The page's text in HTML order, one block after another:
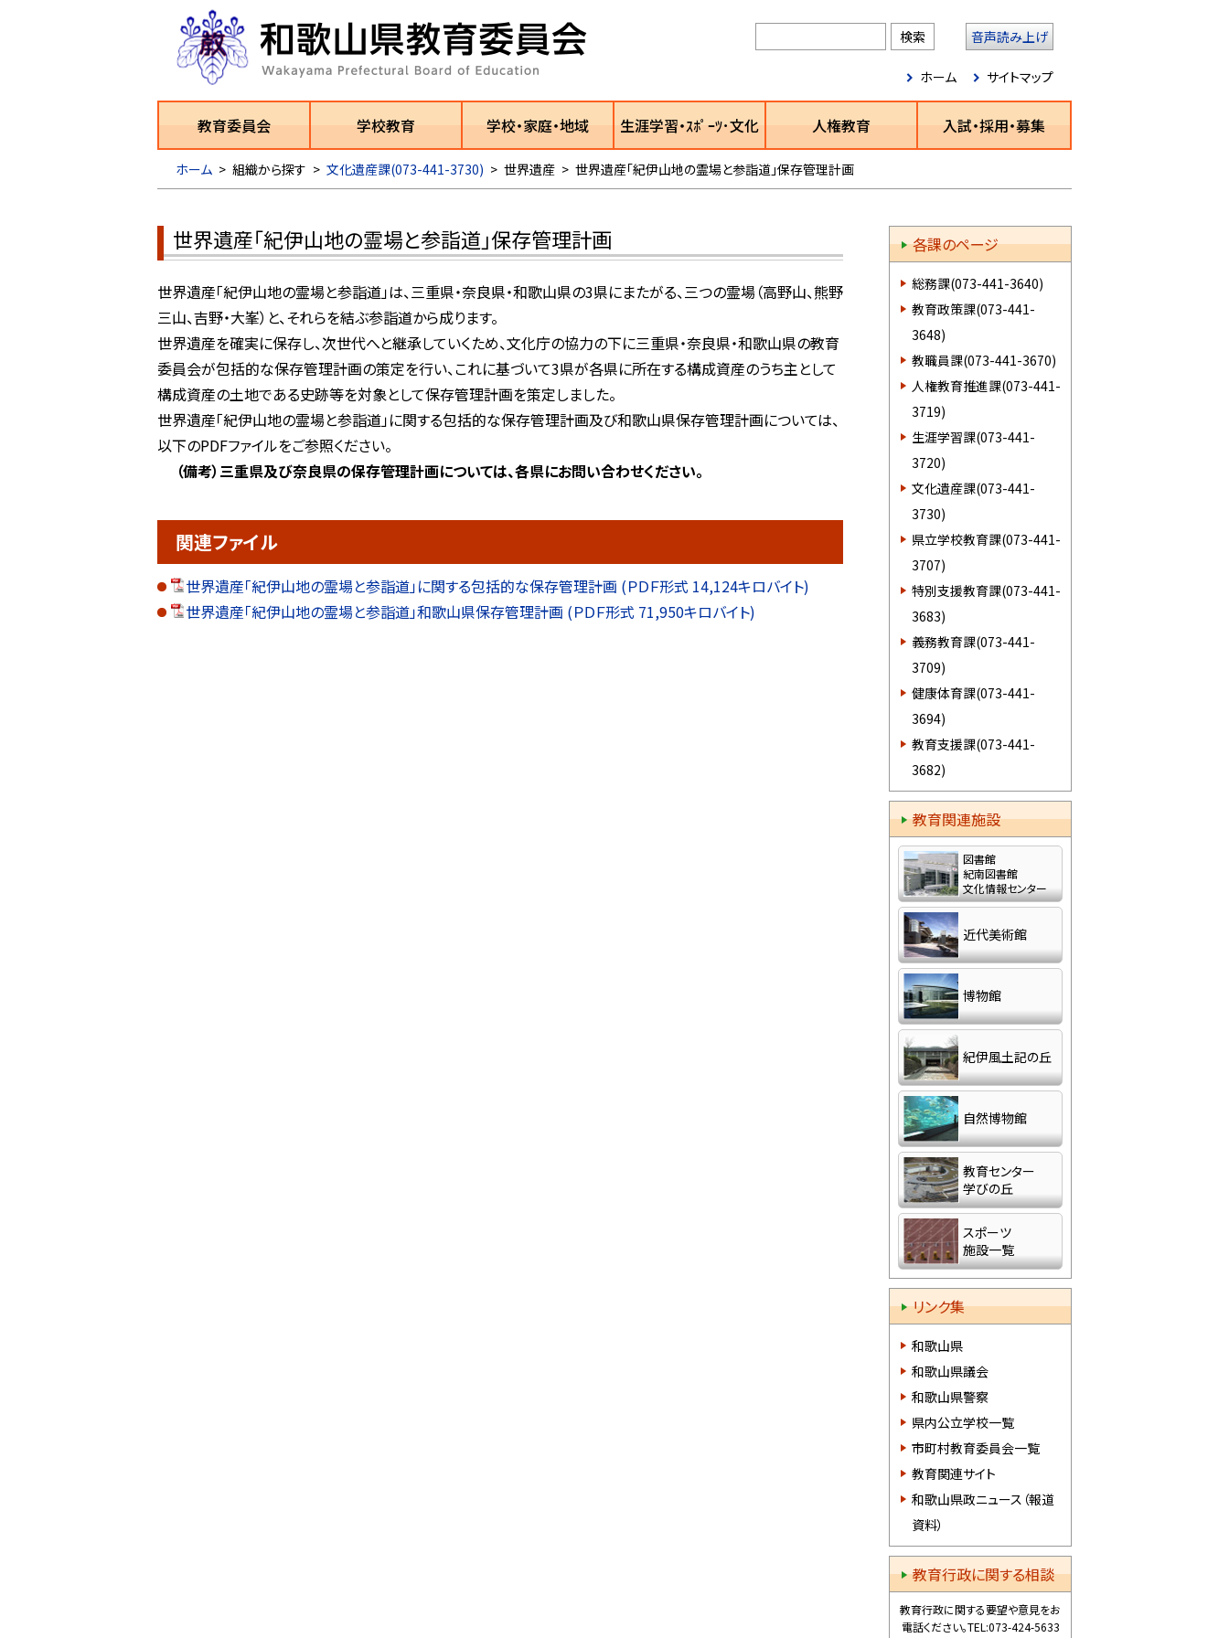
音声読み上げ
ホーム サイトマップ
教育委員会 学校教育 学校・家庭・地域 生涯学習・ｽﾎﾟｰﾂ･文化 人権教育 入試・採用・募集
ホーム > 組織から探す > 文化遺産課(073-441-3730) > 世界遺産 > 世界遺産「紀伊山地の霊場と参詣道」保存管理計画
世界遺産「紀伊山地の霊場と参詣道」保存管理計画
世界遺産「紀伊山地の霊場と参詣道」は、三重県・奈良県・和歌山県の3県にまたがる、三つの霊場（高野山、熊野
三山、吉野・大峯）と、それらを結ぶ参詣道から成ります。
世界遺産を確実に保存し、次世代へと継承していくため、文化庁の協力の下に三重県・奈良県・和歌山県の教育
委員会が包括的な保存管理計画の策定を行い、これに基づいて3県が各県に所在する構成資産のうち主として
構成資産の土地である史跡等を対象として保存管理計画を策定しました。
世界遺産「紀伊山地の霊場と参詣道」に関する包括的な保存管理計画及び和歌山県保存管理計画については、
以下のPDFファイルをご参照ください。
（備考）三重県及び奈良県の保存管理計画については、各県にお問い合わせください。
関連ファイル
世界遺産「紀伊山地の霊場と参詣道」に関する包括的な保存管理計画 (ＰＤＦ形式 14,124キロバイト)
世界遺産「紀伊山地の霊場と参詣道」和歌山県保存管理計画 (ＰＤＦ形式 71,950キロバイト)
各課のページ
総務課(073-441-3640)
教育政策課(073-441-
3648)
教職員課(073-441-3670)
人権教育推進課(073-441-
3719)
生涯学習課(073-441-
3720)
文化遺産課(073-441-
3730)
県立学校教育課(073-441-
3707)
特別支援教育課(073-441-
3683)
義務教育課(073-441-
3709)
健康体育課(073-441-
3694)
教育支援課(073-441-
3682)
教育関連施設
図書館
紀南図書館
文化情報センター
近代美術館
博物館
紀伊風土記の丘
自然博物館
教育センター
学びの丘
スポーツ
施設一覧
リンク集
和歌山県
和歌山県議会
和歌山県警察
県内公立学校一覧
市町村教育委員会一覧
教育関連サイト
和歌山県政ニュース（報道
資料）
教育行政に関する相談
教育行政に関する要望や意見をお
電話ください。TEL:073-424-5633